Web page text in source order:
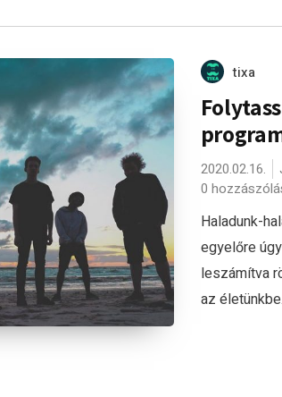
tixa
2020.02.16.
0
Haladunk-
egyelőre
leszámítva
az